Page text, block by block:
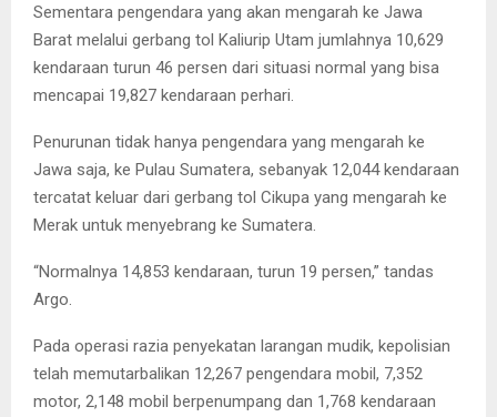
Sementara pengendara yang akan mengarah ke Jawa
Barat melalui gerbang tol Kaliurip Utam jumlahnya 10,629
kendaraan turun 46 persen dari situasi normal yang bisa
mencapai 19,827 kendaraan perhari.
Penurunan tidak hanya pengendara yang mengarah ke
Jawa saja, ke Pulau Sumatera, sebanyak 12,044 kendaraan
tercatat keluar dari gerbang tol Cikupa yang mengarah ke
Merak untuk menyebrang ke Sumatera.
“Normalnya 14,853 kendaraan, turun 19 persen,” tandas
Argo.
Pada operasi razia penyekatan larangan mudik, kepolisian
telah memutarbalikan 12,267 pengendara mobil, 7,352
motor, 2,148 mobil berpenumpang dan 1,768 kendaraan